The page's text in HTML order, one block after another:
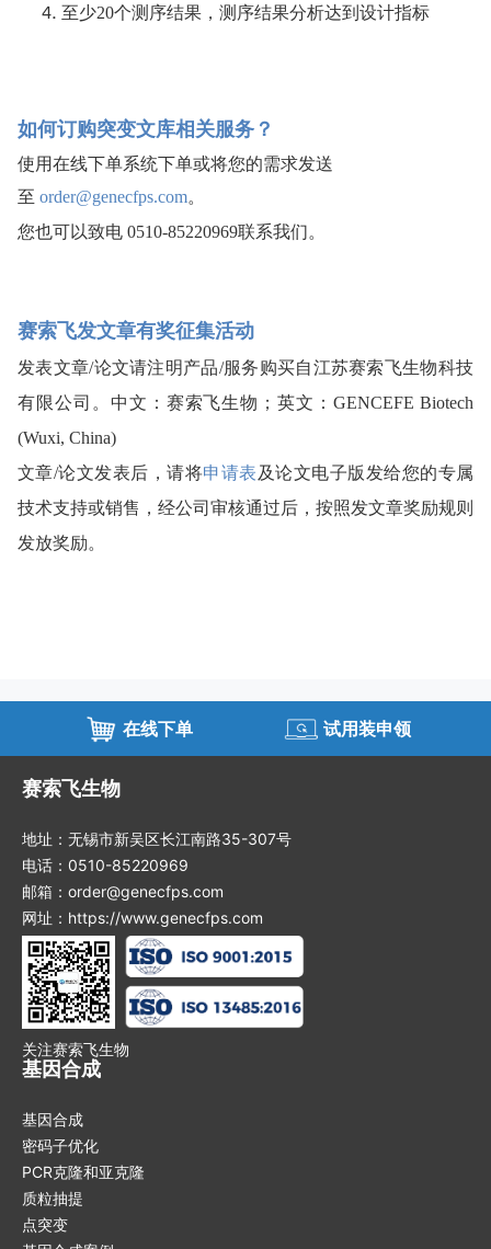
至少20个测序结果，测序结果分析达到设计指标
如何订购突变文库相关服务？
使用在线下单系统下单或将您的需求发送
至 order@genecfps.com。
您也可以致电 0510-85220969联系我们。
赛索飞发文章有奖征集活动
发表文章/论文请注明产品/服务购买自江苏赛索飞生物科技
有限公司。中文：赛索飞生物；英文：GENCEFE Biotech
(Wuxi, China)
文章/论文发表后，请将申请表 及论文电子版发给您的专属
技术支持或销售，经公司审核通过后，按照发文章奖励规则
发放奖励。
在线下单 试用装申领
赛索飞生物
地址：无锡市新吴区长江南路35-307号
电话：0510-85220969
邮箱：order@genecfps.com
网址：https://www.genecfps.com
关注赛索飞生物
基因合成
基因合成
密码子优化
PCR克隆和亚克隆
质粒抽提
点突变